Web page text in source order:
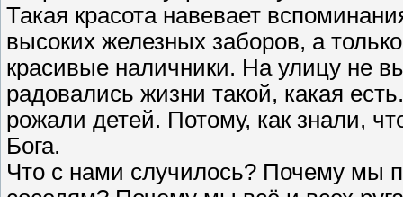
Такая красота навевает
высоких железных заборов, а
красивые наличники. На улицу не
радовались жизни такой, какая
рожали детей. Потому, как знали,
Бога.
Что с нами случилось? Почему мы